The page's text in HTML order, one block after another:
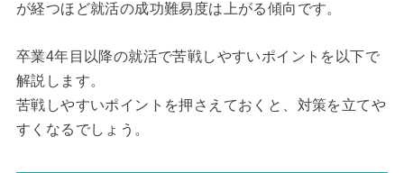
が経つほど就活の成功難易度は上がる傾向です。
卒業4年目以降の就活で苦戦しやすいポイントを以下で
解説します。
苦戦しやすいポイントを押さえておくと、対策を立てや
すくなるでしょう。